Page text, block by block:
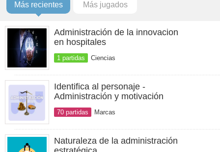
Más recientes Más jugados
Administración de la innovacion
en hospitales
1 partidas Ciencias
Identifica al personaje -
Administración y motivación
70 partidas Marcas
Naturaleza de la administración